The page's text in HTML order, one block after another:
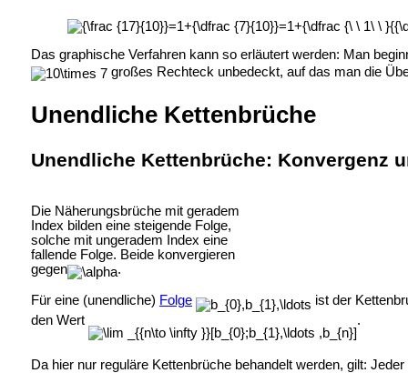
Das graphische Verfahren kann so erläutert werden: Man
großes Rechteck unbedeckt, auf das man die
Unendliche Kettenbrüche
Unendliche Kettenbrüche: Konvergenz
Die Näherungsbrüche mit geradem
Index bilden eine steigende Folge,
solche mit ungeradem Index eine
fallende Folge. Beide konvergieren
gegen
.
Für eine (unendliche) Folge
ist der
den Wert
.
Da hier nur reguläre Kettenbrüche behandelt werden, gilt: